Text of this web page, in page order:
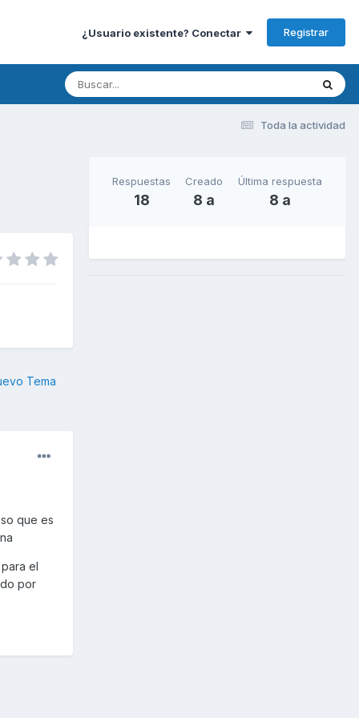
¿Usuario existente? Conectar Registrar
Toda la actividad
Tema
que es
el
por
Respuestas
18
Creado
8 a
Última respuesta
8 a